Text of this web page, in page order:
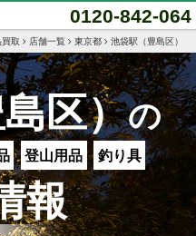
0120-842-064
取 店舗一覧 東京都 池袋駅（豊島区）
区）の
登山用品 釣り具
報